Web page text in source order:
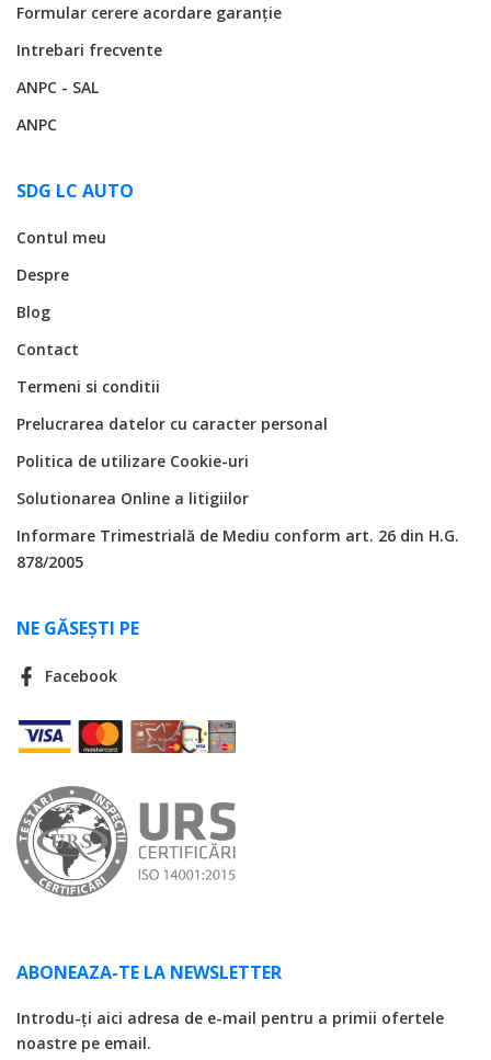
Formular cerere acordare garanție
Intrebari frecvente
ANPC - SAL
ANPC
SDG LC AUTO
Contul meu
Despre
Blog
Contact
Termeni si conditii
Prelucrarea datelor cu caracter personal
Politica de utilizare Cookie-uri
Solutionarea Online a litigiilor
Informare Trimestrială de Mediu conform art. 26 din H.G.
878/2005
NE GĂSEȘTI PE
Facebook
ABONEAZA-TE LA NEWSLETTER
Introdu-ți aici adresa de e-mail pentru a primii ofertele
noastre pe email.